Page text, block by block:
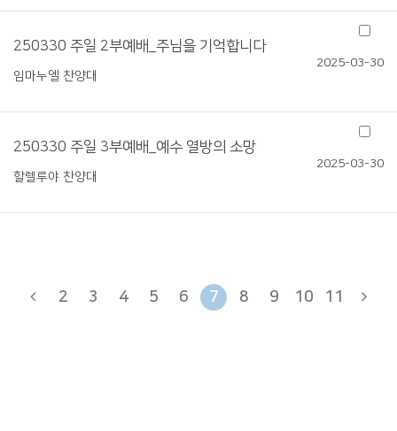
250330 주일 2부예배_주님을 기억합니다
임마누엘 찬양대
2025-03-30
250330 주일 3부예배_예수 열방의 소망
할렐루야 찬양대
2025-03-30
2 3 4 5 6 7 8 9 10 11